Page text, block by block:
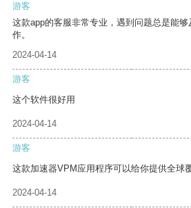
游客
这款app的客服非常专业，遇到问题总是能
作。
2024-04-14
游客
这个软件很好用
2024-04-14
游客
这款加速器VPM应用程序可以给你提供全球
2024-04-14